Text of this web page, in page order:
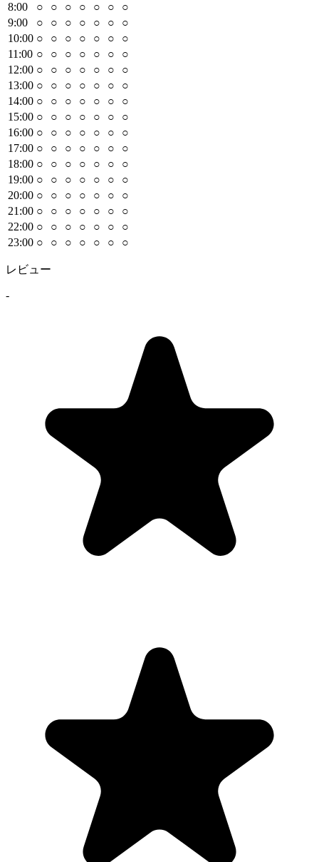
8:00 ○ ○ ○ ○ ○ ○
○
9:00 ○ ○ ○ ○ ○ ○
○
10:00 ○ ○ ○ ○ ○ ○
○
11 :00 ○ ○ ○ ○ ○ ○
○
12:00 ○ ○ ○ ○ ○ ○
○
13:00 ○ ○ ○ ○ ○ ○
○
14:00 ○ ○ ○ ○ ○ ○
○
15:00 ○ ○ ○ ○ ○ ○
○
16:00 ○ ○ ○ ○ ○ ○
○
17:00 ○ ○ ○ ○ ○ ○
○
18:00 ○ ○ ○ ○ ○ ○
○
19:00 ○ ○ ○ ○ ○ ○
○
20:00 ○ ○ ○ ○ ○ ○
○
21 :00 ○ ○ ○ ○ ○ ○
○
22:00 ○ ○ ○ ○ ○ ○
○
23:00 ○ ○ ○ ○ ○ ○ ○
レビュー
-